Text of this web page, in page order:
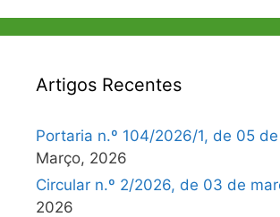
Artigos Recentes
Portaria n.º 104/2026/1, de 05
Março, 2026
Circular n.º 2/2026, de 03 de
2026